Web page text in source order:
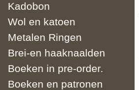
Kadobon
Wol en katoen
Metalen Ringen
Brei-en haaknaalden
Boeken in pre-order.
Boeken en patronen